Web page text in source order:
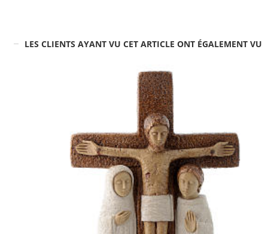
LES CLIENTS AYANT VU CET ARTICLE ONT ÉGALEMENT VU